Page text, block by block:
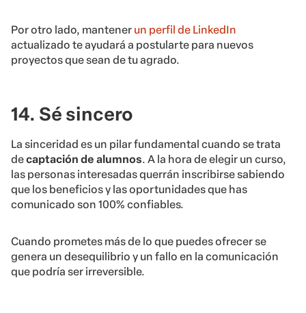
Por otro lado, mantener un perfil de LinkedIn
actualizado te ayudará a postularte para nuevos
proyectos que sean de tu agrado.
14. Sé sincero
La sinceridad es un pilar fundamental cuando se trata
decaptación de alumnos. A la hora de elegir un curso,
las personas interesadas querrán inscribirse sabiendo
que los beneficios y las oportunidades que has
comunicado son 100% confiables.
Cuando prometes más de lo que puedes ofrecer se
genera un desequilibrio y un fallo en la comunicación
que podría ser irreversible.